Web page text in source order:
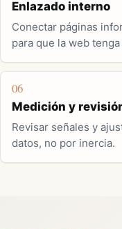
Enlazado interno
Conectar páginas
para que la web
06
Medición y
Revisar señales y
datos, no por inercia.